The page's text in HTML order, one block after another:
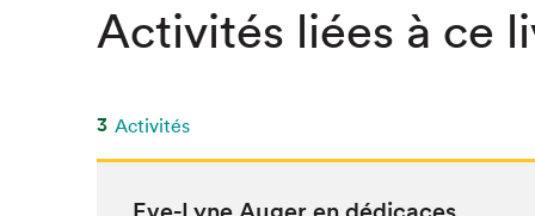
Activités liées à ce
3 Activités